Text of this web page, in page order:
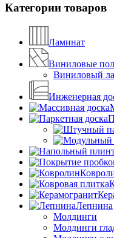
Категории товаров
Ламинат
Виниловые
Виниловый
Инженерная
Лепнина
Молдинги
Молдинги